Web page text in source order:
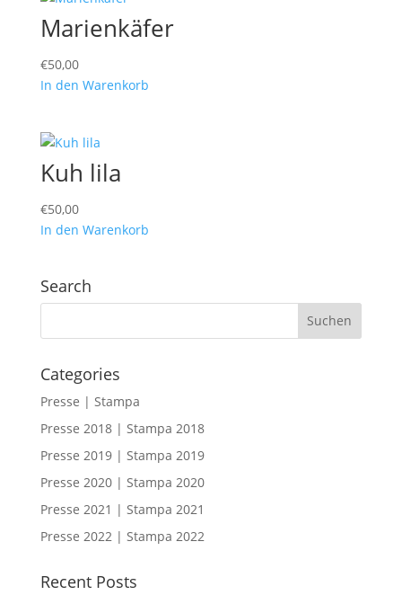
Marienkäfer
€50,00
In den Warenkorb
Kuh lila
€50,00
In den Warenkorb
Search
Categories
Presse | Stampa
Presse 2018 | Stampa 2018
Presse 2019 | Stampa 2019
Presse 2020 | Stampa 2020
Presse 2021 | Stampa 2021
Presse 2022 | Stampa 2022
Recent Posts